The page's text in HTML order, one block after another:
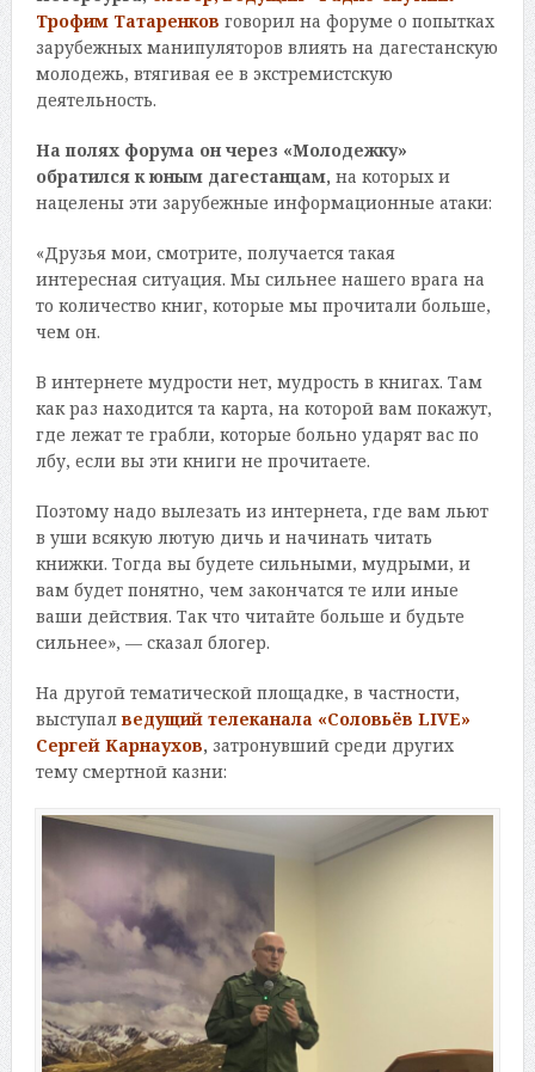
Трофим Татаренков говорил на форуме о попытках
зарубежных манипуляторов влиять на дагестанскую
молодежь, втягивая ее в экстремистскую
деятельность.
На полях форума он через «Молодежку»
обратился к юным дагестанцам, на которых и
нацелены эти зарубежные информационные атаки:
«Друзья мои, смотрите, получается такая
интересная ситуация. Мы сильнее нашего врага на
то количество книг, которые мы прочитали больше,
чем он.
В интернете мудрости нет, мудрость в книгах. Там
как раз находится та карта, на которой вам покажут,
где лежат те грабли, которые больно ударят вас по
лбу, если вы эти книги не прочитаете.
Поэтому надо вылезать из интернета, где вам льют
в уши всякую лютую дичь и начинать читать
книжки. Тогда вы будете сильными, мудрыми, и
вам будет понятно, чем закончатся те или иные
ваши действия. Так что читайте больше и будьте
сильнее», — сказал блогер.
На другой тематической площадке, в частности,
выступалведущий телеканала «Соловьёв LIVE»
Сергей Карнаухов, затронувший среди других
тему смертной казни: